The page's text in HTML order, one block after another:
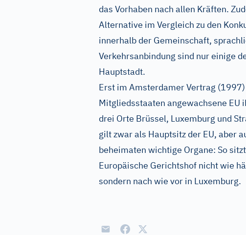
das Vorhaben nach allen Kräften.
Alternative im Vergleich zu den
innerhalb der Gemeinschaft,
Verkehrsanbindung sind nur einige
Hauptstadt.
Erst im Amsterdamer Vertrag
Mitgliedsstaaten angewachsene EU
drei Orte Brüssel, Luxemburg und
gilt zwar als Hauptsitz der EU, aber
beheimaten wichtige Organe: So
Europäische Gerichtshof nicht wie
sondern nach wie vor in Luxemburg.